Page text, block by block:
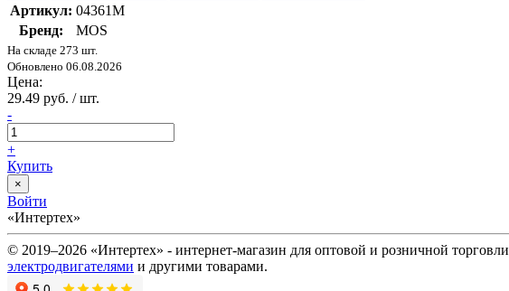
Артикул: 04361М
Бренд:
MOS
На складе 273 шт.
Обновлено 06.08.2026
Цена:
29.49 руб. / шт.
-
+
Купить
×
Войти
«Интертех»
© 2019–2026 «Интертех» - интернет-магазин для оптовой и розничной торговли
электродвигателями и другими товарами.